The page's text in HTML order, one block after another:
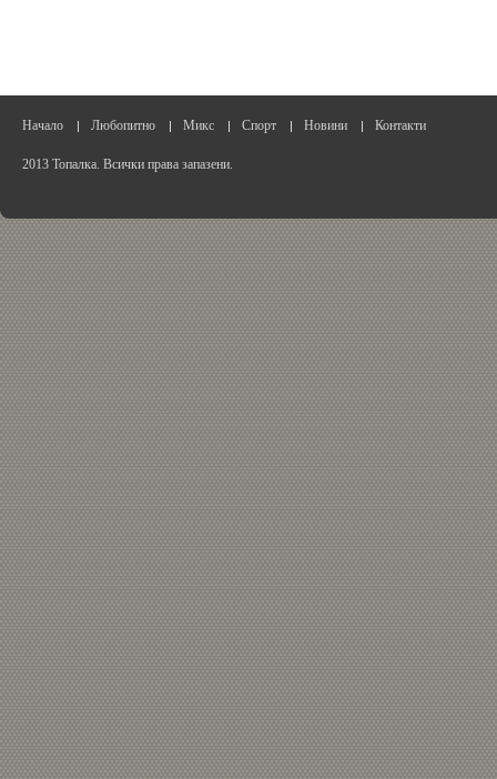
Начало Любопитно Микс Спорт Новини Контакти
2013 Топалка. Всички права запазени.